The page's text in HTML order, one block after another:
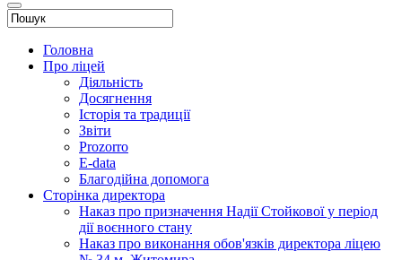
Головна
Про ліцей
Діяльність
Досягнення
Історія та традиції
Звіти
Prozorro
E-data
Благодійна допомога
Сторінка директора
Наказ про призначення Надії Стойкової у період
дії воєнного стану
Наказ про виконання обов'язків директора ліцею